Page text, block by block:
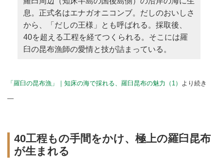
息。正式名はエナガオニコンブ。だしのおいしさ
から、「だしの王様」とも呼ばれる。採取後、
40を超える工程を経てつくられる。そこには羅
臼の昆布漁師の愛情と技が詰まっている。
「羅臼の昆布漁」｜知床の海で採れる、羅臼昆布の魅力（1） より続き
—
40工程もの手間をかけ、極上の羅臼昆布
が生まれる